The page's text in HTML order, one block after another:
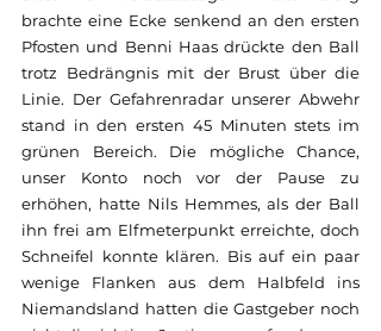
brachte eine Ecke senkend an den ersten
Pfosten und Benni Haas drückte den Ball
trotz Bedrängnis mit der Brust über die
Linie. Der Gefahrenradar unserer Abwehr
stand in den ersten 45 Minuten stets im
grünen Bereich. Die mögliche Chance,
unser Konto noch vor der Pause zu
erhöhen, hatte Nils Hemmes, als der Ball
ihn frei am Elfmeterpunkt erreichte, doch
Schneifel konnte klären. Bis auf ein paar
wenige Flanken aus dem Halbfeld ins
Niemandsland hatten die Gastgeber noch